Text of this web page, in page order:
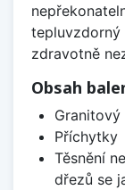
tepluvzdorný
zdravotně
Obsah
Granitový
Příchytky
Těsnění
dřezů se